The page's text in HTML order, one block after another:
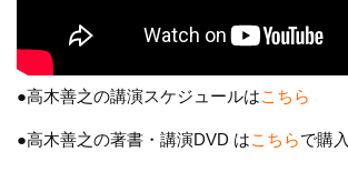
●高木善之の講演スケジュールはこちら
●高木善之の著書・講演DVD はこちらで購入